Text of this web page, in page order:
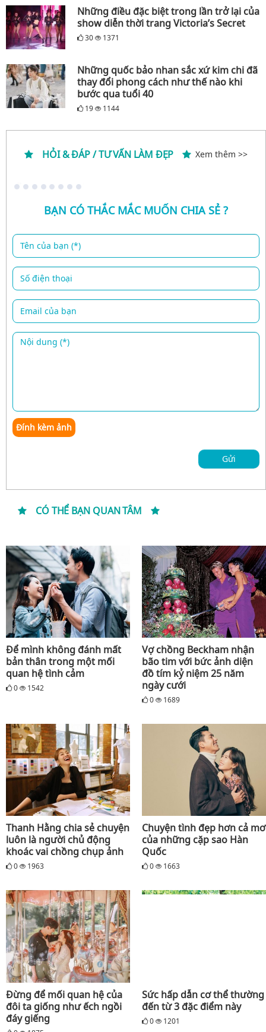
Những điều đặc biệt trong lần trở lại của
show diễn thời trang Victoria’s Secret
30 1371
Những quốc bảo nhan sắc xứ kim chi đã
thay đổi phong cách như thế nào khi
bước qua tuổi 40
19 1144
HỎI & ĐÁP / TƯ VẤN LÀM ĐẸP Xem thêm >>
BẠN CÓ THẮC MẮC MUỐN CHIA SẺ ?
Đính kèm ảnh
Gửi
CÓ THỂ BẠN QUAN TÂM
Để mình không đánh mất
bản thân trong một mối
quan hệ tình cảm
0 1542
Vợ chồng Beckham nhận
bão tim với bức ảnh diện
đồ tím kỷ niệm 25 năm
ngày cưới
0 1689
Thanh Hằng chia sẻ chuyện
luôn là người chủ động
khoác vai chồng chụp ảnh
0 1963
Chuyện tình đẹp hơn cả mơ
của những cặp sao Hàn
Quốc
0 1663
Đừng để mối quan hệ của
đôi ta giống như ếch ngồi
đáy giếng
Sức hấp dẫn cơ thể thường
đến từ 3 đặc điểm này
0 1201